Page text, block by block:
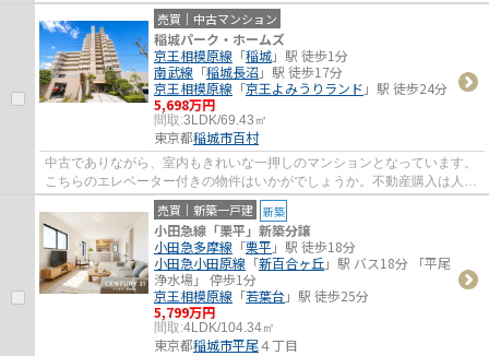
で不動産を探しませんか。人生に何度とな...
売買｜中古マンション
稲城パーク・ホームズ
京王相模原線 「稲城」駅 徒歩1分
南武線 「稲城長沼」駅 徒歩17分
京王相模原線 「京王よみうりランド 」駅 徒歩24分
5,698万円
間取:3LDK/69.43㎡
東京都稲城市百村
中古でありながら、室内もきれいな一押しのマンションとなっています。
こちらのエレベーター付きの物件はいかがでしょうか。不動産購入は人生
で一度あるかないかの大きな買い物です。...
売買｜新築一戸建 新築
小田急線「栗平」新築分譲
小田急多摩線 「栗平 」駅 徒歩18分
小田急小田原線 「新百合ヶ丘」駅 バス18分 「平尾
浄水場」 停歩1分
京王相模原線 「若葉台 」駅 徒歩25分
5,799万円
間取:4LDK/104.34㎡
東京都稲城市平尾４丁目